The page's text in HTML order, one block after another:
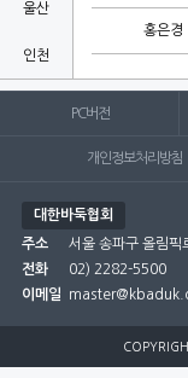
울산
인천
충남
충북

홍은경
PC버전
개인정보처리방침
대한바둑협회
주소
서울 송파구 올림
전화
02) 2282-5500
이메일